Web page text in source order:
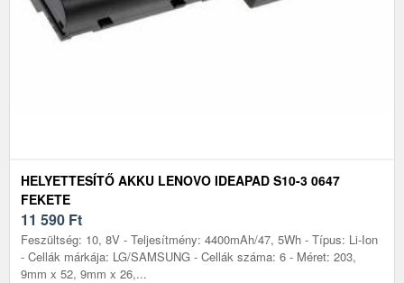
HELYETTESÍTŐ AKKU LENOVO IDEAPAD S10-3 0647
FEKETE
11 590 Ft
Feszültség: 10, 8V - Teljesítmény: 4400mAh/47, 5Wh - Típus: Li-Ion
- Cellák márkája: LG/SAMSUNG - Cellák száma: 6 - Méret: 203,
9mm x 52, 9mm x 26,...